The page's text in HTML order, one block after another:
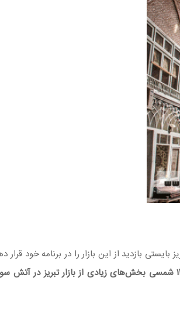
بازدید از این بازار را در برنامه خود قرار
شمسی بخش‌های زیادی از بازار تبریز در آتش